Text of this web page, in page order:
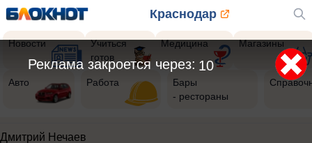
Краснодар
Новости
Учиться
готов
Медицина Магазины
Авто Работа
Бары
- рестораны
Дмитрий Нечаев
10
Реклама закроется через: